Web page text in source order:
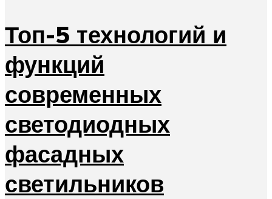
Топ-5 технологий и
функций
современных
светодиодных
фасадных
светильников